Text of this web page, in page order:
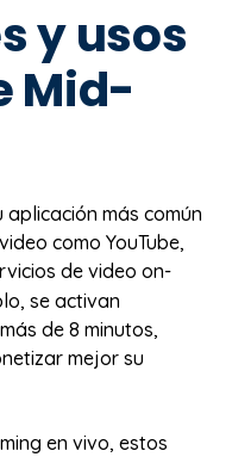
y usos
Mid-
aplicación más común
como YouTube,
de video on-
se activan
de 8 minutos,
mejor su
en vivo, estos